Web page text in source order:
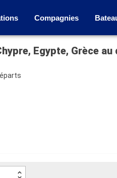
Compagnies
Egypte, Grèce